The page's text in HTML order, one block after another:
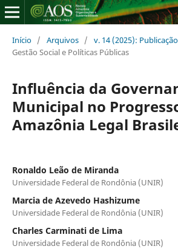
Início / Arquivos / v. 14 (2025):
Gestão Social e Políticas Públicas
Influência da
Municipal no
Amazônia Legal
Ronaldo Leão de Miranda
Universidade Federal de Rondônia (UNIR)
Marcia de Azevedo Hashizume
Universidade Federal de Rondônia (UNIR)
Charles Carminati de Lima
Universidade Federal de Rondônia (UNIR)